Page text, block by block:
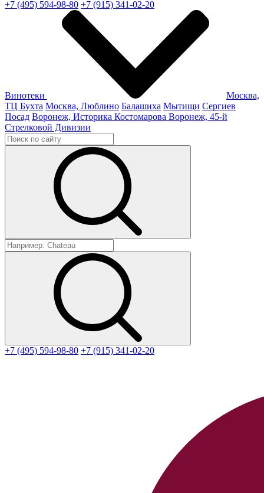
+7 (495) 594-98-80 +7 (915) 341-02-20
Винотеки
Москва,
ТЦ Бухта Москва, Люблино Балашиха Мытищи Сергиев
Посад Воронеж, Историка Костомарова Воронеж, 45-й
Стрелковой Дивизии
+7 (495) 594-98-80 +7 (915) 341-02-20